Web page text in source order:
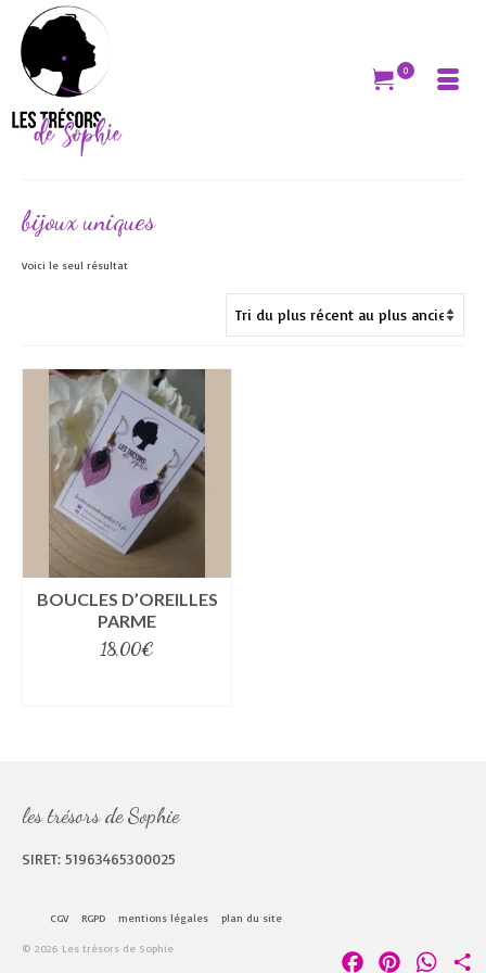
0
bijoux uniques
Voici le seul résultat
BOUCLES D’OREILLES
PARME
18,00€
les trésors de Sophie
SIRET: 51963465300025
CGV RGPD mentions légales plan du site
© 2026 Les trésors de Sophie FacebookPinterest